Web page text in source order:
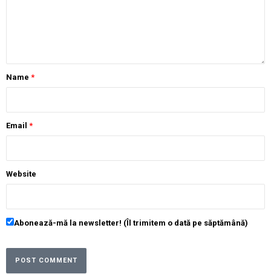
Name *
Email *
Website
Abonează-mă la newsletter! (Îl trimitem o dată pe săptămână)